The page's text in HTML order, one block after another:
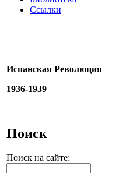
Ссылки
Испанская Революция
1936-1939
Поиск
Поиск на сайте: